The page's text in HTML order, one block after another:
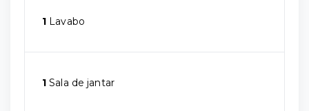
1 Lavabo
1 Sala de jantar